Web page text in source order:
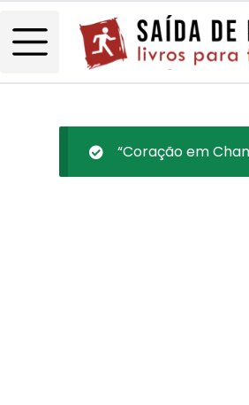
“Coração em